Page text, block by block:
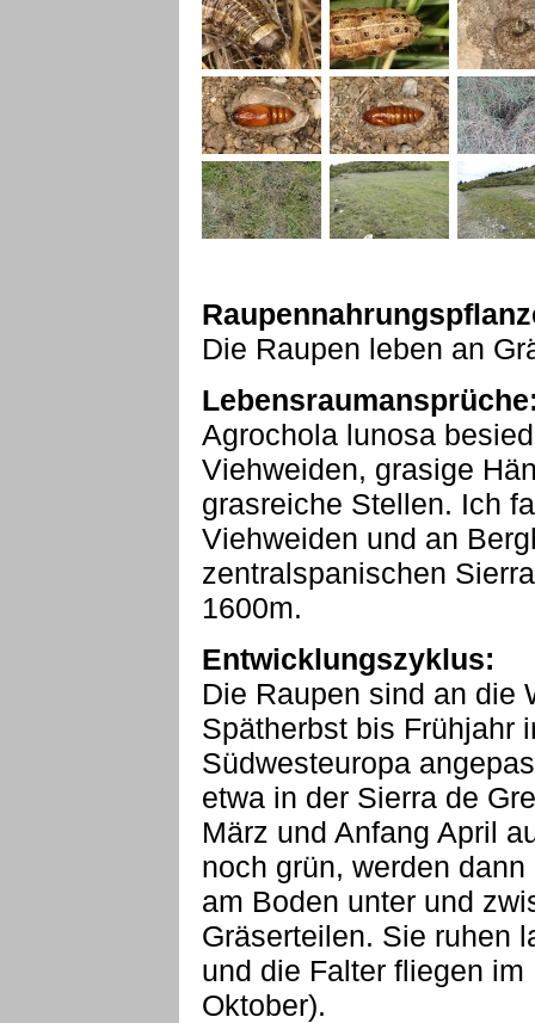
Die Raupen leben an
Agrochola lunosa
Viehweiden, grasige
grasreiche Stellen. Ich
Viehweiden und an
zentralspanischen
1600m.
Entwicklungszyklus:
Die Raupen sind an die
Spätherbst bis Frühjahr
Südwesteuropa
etwa in der Sierra de
März und Anfang April
noch grün, werden
am Boden unter und
Gräserteilen. Sie ruhen
und die Falter fliegen
Oktober).